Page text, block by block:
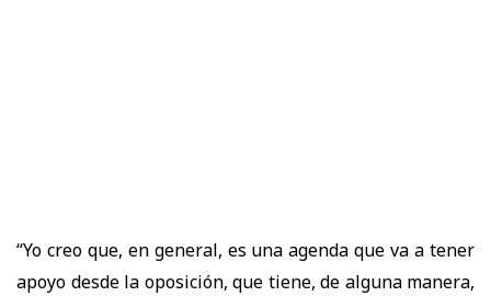
“Yo creo que, en general, es una agenda que va a tener
apoyo desde la oposición, que tiene, de alguna manera,